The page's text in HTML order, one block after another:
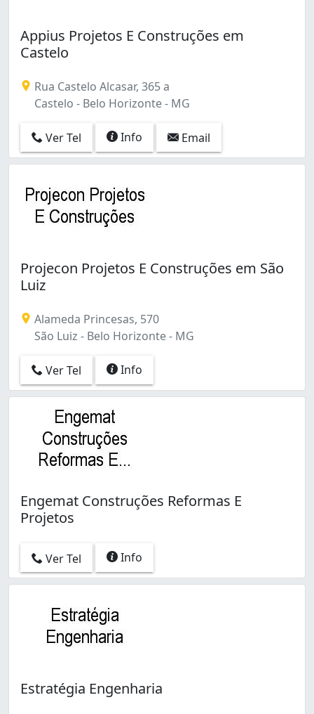
Appius Projetos E Construções em
Castelo
Rua Castelo Alcasar, 365 a
Castelo - Belo Horizonte - MG
Ver Tel Info Email
Projecon Projetos E Construções em São
Luiz
Alameda Princesas, 570
São Luiz - Belo Horizonte - MG
Ver Tel Info
Engemat Construções Reformas E
Projetos
Ver Tel Info
Estratégia Engenharia